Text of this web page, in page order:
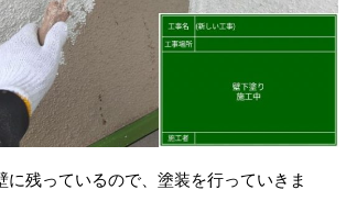
に残っているので、塗装を行っていきま